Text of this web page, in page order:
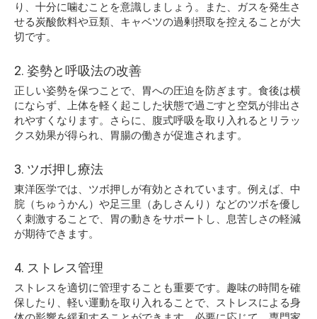
り、十分に噛むことを意識しましょう。また、ガスを発生さ
せる炭酸飲料や豆類、キャベツの過剰摂取を控えることが大
切です。
2. 姿勢と呼吸法の改善
正しい姿勢を保つことで、胃への圧迫を防ぎます。食後は横
にならず、上体を軽く起こした状態で過ごすと空気が排出さ
れやすくなります。さらに、腹式呼吸を取り入れるとリラッ
クス効果が得られ、胃腸の働きが促進されます。
3. ツボ押し療法
東洋医学では、ツボ押しが有効とされています。例えば、中
脘（ちゅうかん）や足三里（あしさんり）などのツボを優し
く刺激することで、胃の動きをサポートし、息苦しさの軽減
が期待できます。
4. ストレス管理
ストレスを適切に管理することも重要です。趣味の時間を確
保したり、軽い運動を取り入れることで、ストレスによる身